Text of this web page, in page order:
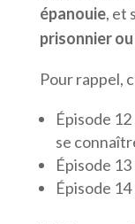
épanouie, et
prisonnier
Pour rappel,
Épisode 12
se
Épisode 13
Épisode 14